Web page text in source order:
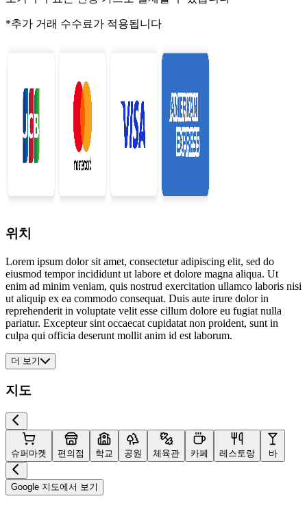
*추가 거래 수수료가 적용됩니다
위치
Lorem ipsum dolor sit amet, consectetur adipiscing elit, sed do
eiusmod tempor incididunt ut labore et dolore magna aliqua. Ut
enim ad minim veniam, quis nostrud exercitation ullamco laboris nisi
ut aliquip ex ea commodo consequat. Duis aute irure dolor in
reprehenderit in voluptate velit esse cillum dolore eu fugiat nulla
pariatur. Excepteur sint occaecat cupidatat non proident, sunt in
culpa qui officia deserunt mollit anim id est laborum.
더 보기
지도
슈퍼마켓 편의점 학교 공원 체육관 카페 레스토랑 바
Google 지도에서 보기